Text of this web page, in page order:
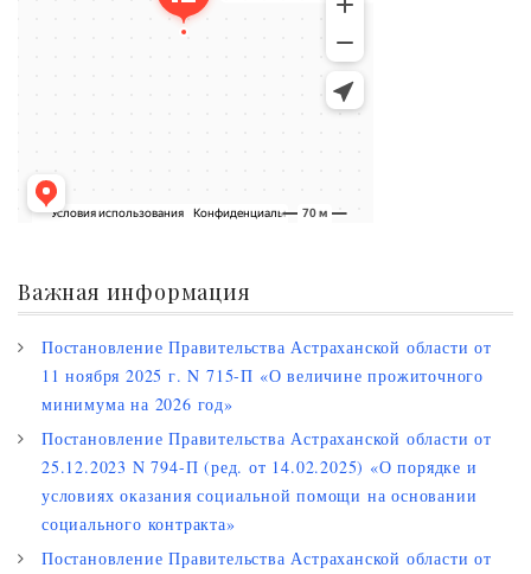
Важная информация
Постановление Правительства Астраханской области от
11 ноября 2025 г. N 715-П «О величине прожиточного
минимума на 2026 год»
Постановление Правительства Астраханской области от
25.12.2023 N 794-П (ред. от 14.02.2025) «О порядке и
условиях оказания социальной помощи на основании
социального контракта»
Постановление Правительства Астраханской области от